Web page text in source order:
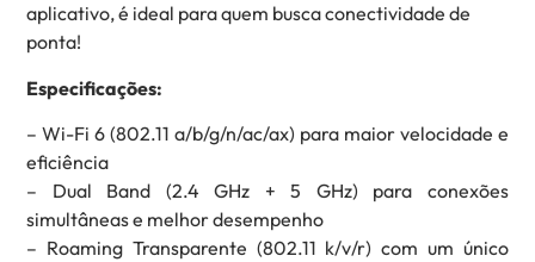
aplicativo, é ideal para quem busca conectividade de
ponta!
Especificações:
– Wi-Fi 6 (802.11 a/b/g/n/ac/ax) para maior velocidade e
eficiência
– Dual Band (2.4 GHz + 5 GHz) para conexões
simultâneas e melhor desempenho
– Roaming Transparente (802.11 k/v/r) com um único